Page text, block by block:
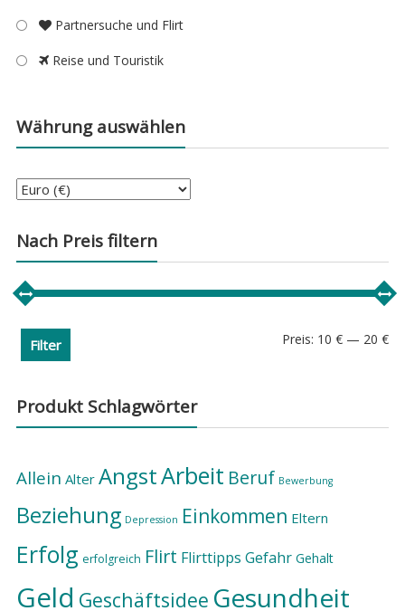
Partnersuche und Flirt
Reise und Touristik
Währung auswählen
Nach Preis filtern
Filter Preis: 10 € — 20 €
Produkt Schlagwörter
Allein Alter AngstArbeit Beruf Bewerbung
Beziehung Depression Einkommen Eltern
Erfolg erfolgreich Flirt Flirttipps Gefahr Gehalt
Geld Geschäftsidee Gesundheit